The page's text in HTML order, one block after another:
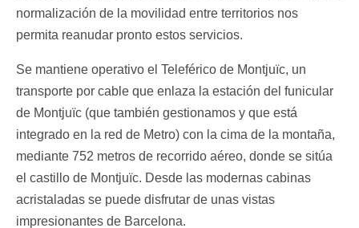
normalización de la movilidad entre territorios nos
permita reanudar pronto estos servicios.
Se mantiene operativo el Teleférico de Montjuïc, un
transporte por cable que enlaza la estación del funicular
de Montjuïc (que también gestionamos y que está
integrado en la red de Metro) con la cima de la montaña,
mediante 752 metros de recorrido aéreo, donde se sitúa
el castillo de Montjuïc. Desde las modernas cabinas
acristaladas se puede disfrutar de unas vistas
impresionantes de Barcelona.